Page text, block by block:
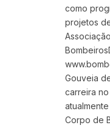
como
projetos
Gouveia
carreira
Corpo de